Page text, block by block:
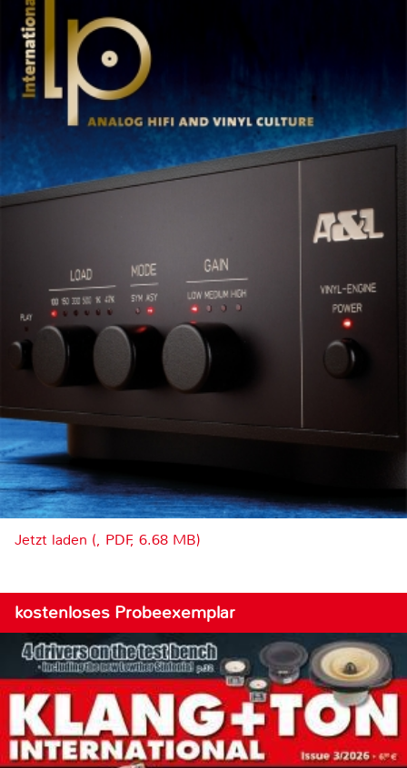
Jetzt laden (, PDF, 6.68 MB)
kostenloses Probeexemplar